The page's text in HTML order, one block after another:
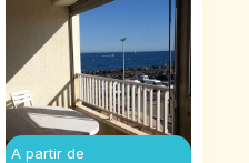
A partir de